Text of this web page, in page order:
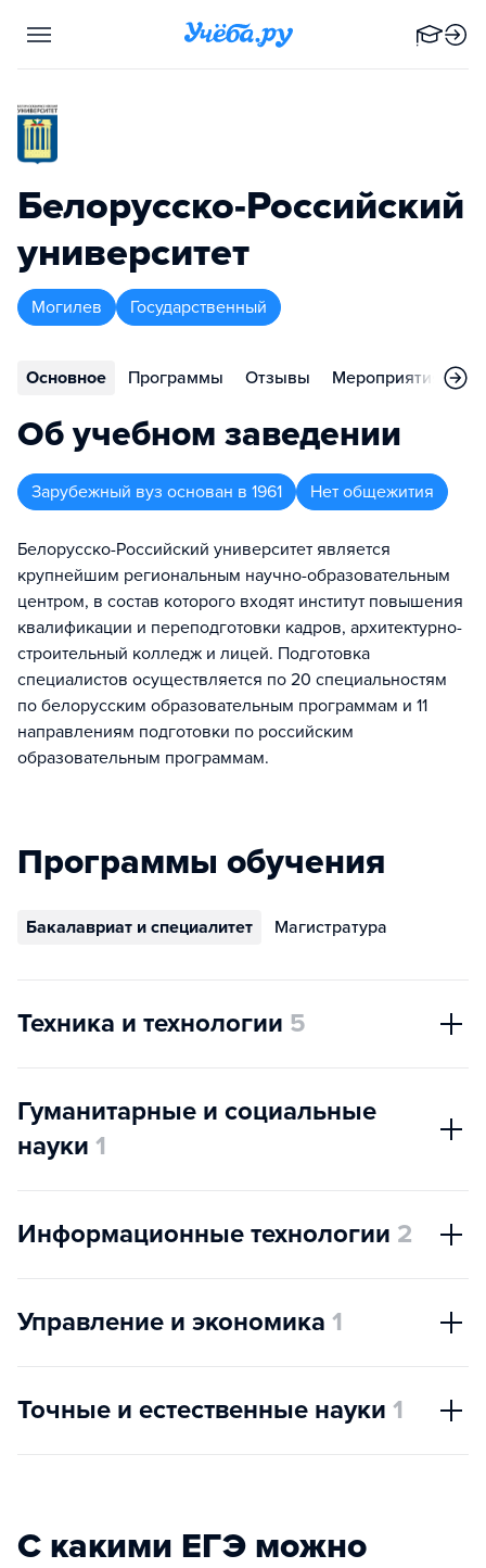
Белорусско-Российский
университет
Могилев Государственный
Основное Программы Отзывы Мероприятия
Об учебном заведении
Зарубежный вуз основан в 1961 Нет общежития
Белорусско-Российский университет является
крупнейшим региональным научно-образовательным
центром, в состав которого входят институт повышения
квалификации и переподготовки кадров, архитектурно-
строительный колледж и лицей. Подготовка
специалистов осуществляется по 20 специальностям
по белорусским образовательным программам и 11
направлениям подготовки по российским
образовательным программам.
Программы обучения
Бакалавриат и специалитет Магистратура
Техника и технологии 5
Гуманитарные и социальные
науки 1
Информационные технологии 2
Управление и экономика 1
Точные и естественные науки 1
С какими ЕГЭ можно